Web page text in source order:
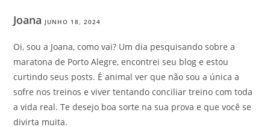
Joana JUNHO 18, 2024
Oi, sou a Joana, como vai? Um dia pesquisando sobre a
maratona de Porto Alegre, encontrei seu blog e estou
curtindo seus posts. É animal ver que não sou a única a
sofre nos treinos e viver tentando conciliar treino com toda
a vida real. Te desejo boa sorte na sua prova e que você se
divirta muita.